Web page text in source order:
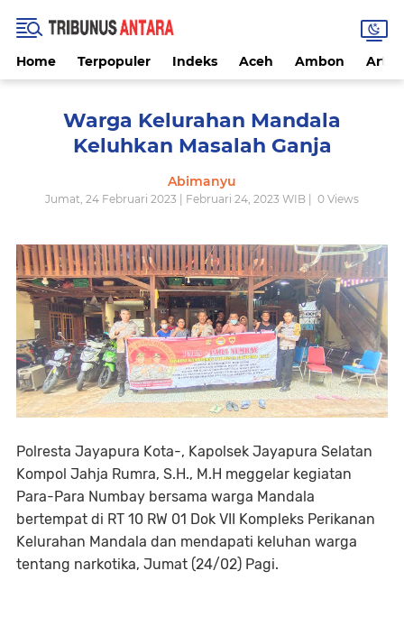
Home Terpopuler Indeks Aceh Ambon
Warga Kelurahan Mandala
Keluhkan Masalah Ganja
Abimanyu
Jumat, 24 Februari 2023 | Februari 24, 2023 WIB | 0 Views
Polresta Jayapura Kota-, Kapolsek Jayapura Selatan
Kompol Jahja Rumra, S.H., M.H meggelar kegiatan
Para-Para Numbay bersama warga Mandala
bertempat di RT 10 RW 01 Dok VII Kompleks Perikanan
Kelurahan Mandala dan mendapati keluhan warga
tentang narkotika, Jumat (24/02) Pagi.